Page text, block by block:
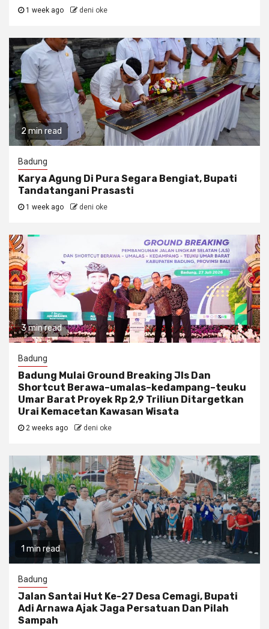
1 week ago deni oke
2 min read
Badung
Karya Agung Di Pura Segara Bengiat, Bupati
Tandatangani Prasasti
1 week ago deni oke
3 min read
Badung
Badung Mulai Ground Breaking Jls Dan
Shortcut Berawa–umalas–kedampang–teuku
Umar Barat Proyek Rp 2,9 Triliun Ditargetkan
Urai Kemacetan Kawasan Wisata
2 weeks ago deni oke
1 min read
Badung
Jalan Santai Hut Ke-27 Desa Cemagi, Bupati
Adi Arnawa Ajak Jaga Persatuan Dan Pilah
Sampah